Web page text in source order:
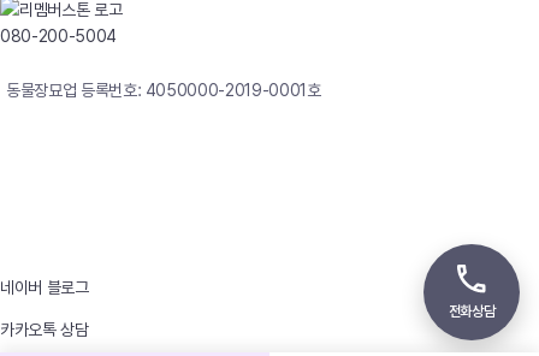
080-200-5004
동물장묘업 등록번호: 4050000-2019-0001호
네이버 블로그
카카오톡 상담
전화상담